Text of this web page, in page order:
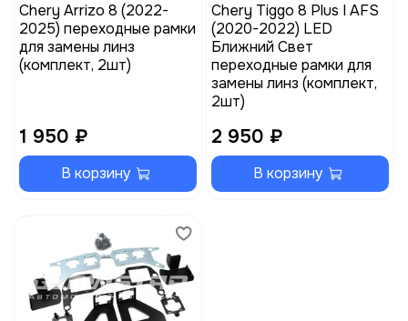
Chery Arrizo 8 (2022-
2025) переходные рамки
для замены линз
(комплект, 2шт)
1 950 ₽
В корзину
Chery Tiggo 8 Plus I AFS
(2020-2022) LED
Ближний Свет
переходные рамки для
замены линз (комплект,
2шт)
2 950 ₽
В корзину